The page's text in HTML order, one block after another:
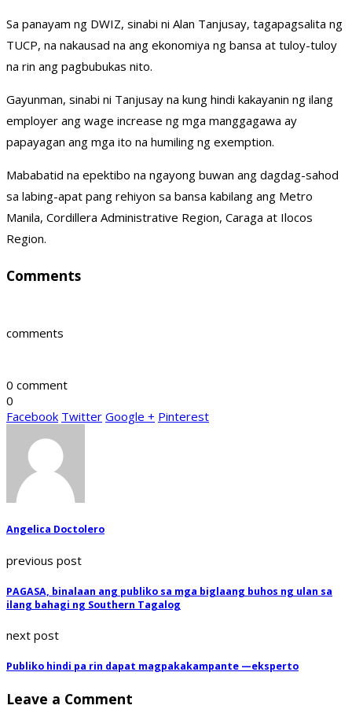
Sa panayam ng DWIZ, sinabi ni Alan Tanjusay, tagapagsalita ng
TUCP, na nakausad na ang ekonomiya ng bansa at tuloy-tuloy
na rin ang pagbubukas nito.
Gayunman, sinabi ni Tanjusay na kung hindi kakayanin ng ilang
employer ang wage increase ng mga manggagawa ay
papayagan ang mga ito na humiling ng exemption.
Mababatid na epektibo na ngayong buwan ang dagdag-sahod
sa labing-apat pang rehiyon sa bansa kabilang ang Metro
Manila, Cordillera Administrative Region, Caraga at Ilocos
Region.
Comments
comments
0 comment
0
Facebook Twitter Google + Pinterest
Angelica Doctolero
previous post
PAGASA, binalaan ang publiko sa mga biglaang buhos ng ulan sa
ilang bahagi ng Southern Tagalog
next post
Publiko hindi pa rin dapat magpakakampante —eksperto
Leave a Comment